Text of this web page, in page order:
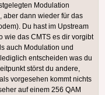
Modulation
aber dann wieder für das
Du hast im Upstream
wie das CMTS es dir vorgibt
auch Modulation und
entscheiden was du
störst du andere,
vorgesehen kommt nichts
auf einem 256 QAM